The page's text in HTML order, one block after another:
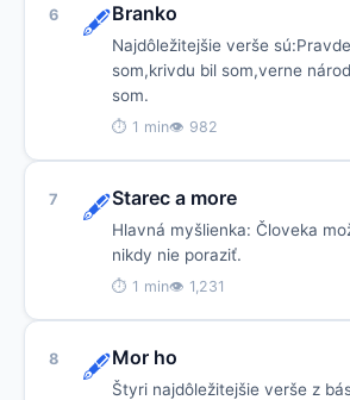
6 🖋️Branko
Najdôležitejšie verše
som,krivdu bil som,verne
som.
⏱ 1 min👁 982
7 🖋️Starec a more
Hlavná myšlienka: Človeka
nikdy nie poraziť.
⏱ 1 min👁 1,231
8 🖋️Mor ho
Štyri najdôležitejšie verše z